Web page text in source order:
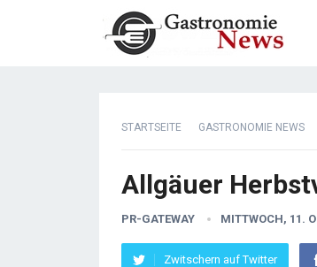
STARTSEITE GASTRONOMIE NEWS
Allgäuer
PR-GATEWAY MITTWOCH, 11.
Zwitschern auf Twitter